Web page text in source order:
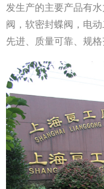
发生产的主要产品有
阀，软密封蝶阀，电
先进、质量可靠、规格